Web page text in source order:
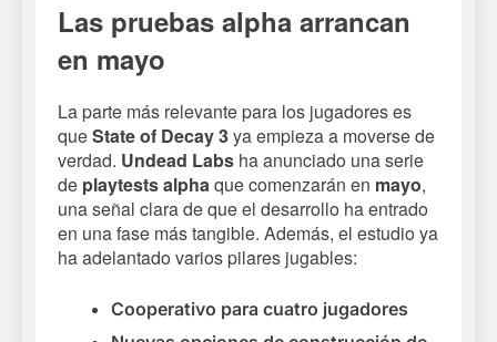
Las pruebas alpha arrancan
en mayo
La parte más relevante para los jugadores es
queState of Decay 3ya empieza a moverse de
verdad. Undead Labs ha anunciado una serie
de playtests alphaque comenzarán en mayo,
una señal clara de que el desarrollo ha entrado
en una fase más tangible. Además, el estudio ya
ha adelantado varios pilares jugables:
Cooperativo para cuatro jugadores